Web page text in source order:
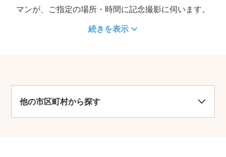
マンが、ご指定の場所・時間に記念撮影に伺います。
続きを表示
他の市区町村から探す